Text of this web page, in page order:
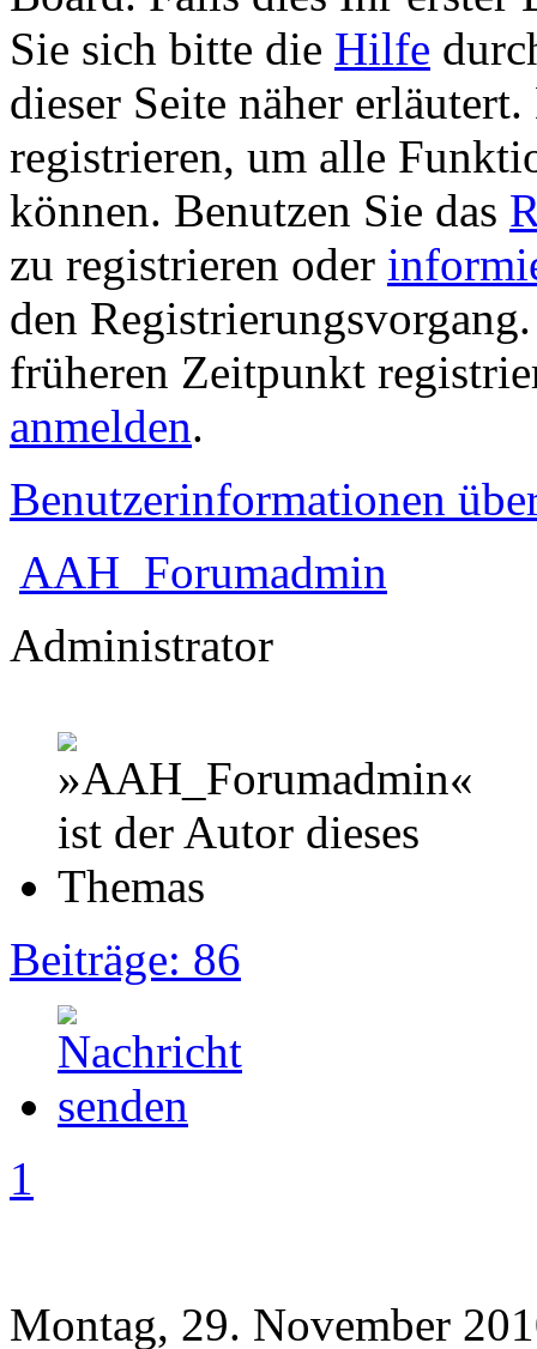
Sie sich bitte die Hilfe
dieser Seite näher
registrieren, um alle
können. Benutzen Sie das
zu registrieren oder
den
früheren Zeitpunkt
anmelden.
Benutzerinformationen
AAH_Forumadmin
Administrator
Beiträge: 86
1
Montag, 29. November